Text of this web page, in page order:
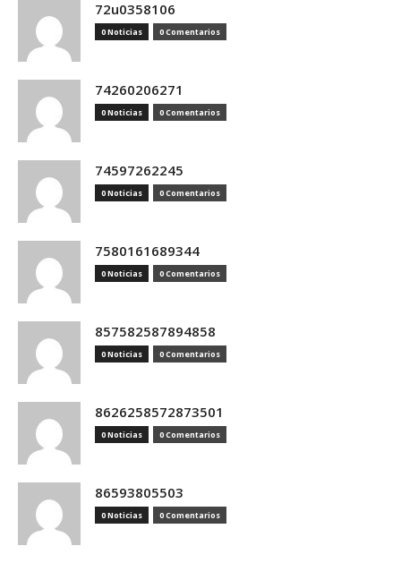
72u0358106
0 Noticias 0 Comentarios
74260206271
0 Noticias 0 Comentarios
74597262245
0 Noticias 0 Comentarios
7580161689344
0 Noticias 0 Comentarios
857582587894858
0 Noticias 0 Comentarios
8626258572873501
0 Noticias 0 Comentarios
86593805503
0 Noticias 0 Comentarios